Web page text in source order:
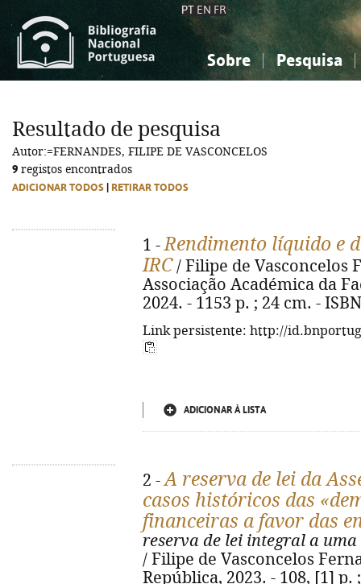
PT EN FR
Sobre Pesquisa
Ciências sociais...
Ciências sociais...
Resultado de pesquisa
Autor:=FERNANDES, FILIPE DE VASCONCELOS
9 registos encontrados
ADICIONAR TODOS RETIRAR TODOS
1 -Rendimento líquido e
IRC/ Filipe de Vasconcelos
Associação Académica da
2024. - 1153 p. ; 24 cm. -
Link persistente: http://
ADICIONAR À LISTA
2 -A reserva de lei da
casos históricos das
financeiras a favor das
reserva de lei integral a
/ Filipe de Vasconcelos
República, 2023. - 108, [1]